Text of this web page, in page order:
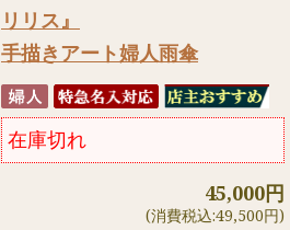
リリス』
手描きアート婦人雨傘
在庫切れ
45,000円
(消費税込:49,500円)